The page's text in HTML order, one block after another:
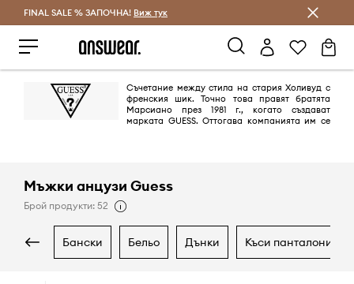
Спестявай с Answear Club
FINAL SALE % ЗАПОЧНА! Виж тук
Съчетание между стила на стария Холивуд с
френския шик. Точно това правят братята
Марсиано през 1981 г., когато създават
марката GUESS. Оттогава компанията им се
Мъжки анцузи Guess
Брой продукти: 52
бански бельо дънки къси панталони